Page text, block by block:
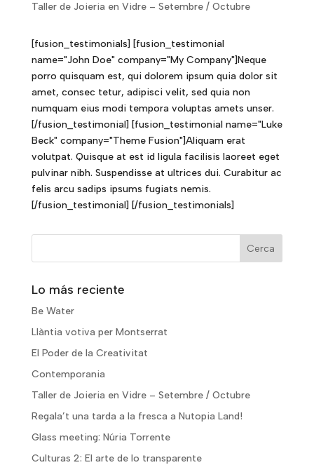
Taller de Joieria en Vidre – Setembre / Octubre
[fusion_testimonials] [fusion_testimonial
name="John Doe" company="My Company"]Neque
porro quisquam est, qui dolorem ipsum quia dolor sit
amet, consec tetur, adipisci velit, sed quia non
numquam eius modi tempora voluptas amets unser.
[/fusion_testimonial] [fusion_testimonial name="Luke
Beck" company="Theme Fusion"]Aliquam erat
volutpat. Quisque at est id ligula facilisis laoreet eget
pulvinar nibh. Suspendisse at ultrices dui. Curabitur ac
felis arcu sadips ipsums fugiats nemis.
[/fusion_testimonial] [/fusion_testimonials]
Lo más reciente
Be Water
Llàntia votiva per Montserrat
El Poder de la Creativitat
Contemporania
Taller de Joieria en Vidre – Setembre / Octubre
Regala’t una tarda a la fresca a Nutopia Land!
Glass meeting: Núria Torrente
Culturas 2: El arte de lo transparente